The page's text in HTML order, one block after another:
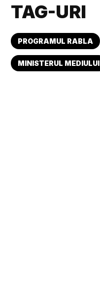
TAG-URI
PROGRAMUL RABLA
MINISTERUL MEDIULUI